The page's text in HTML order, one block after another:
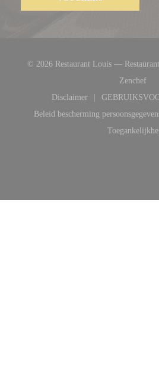
© 2026 Restaurant Louis —
Zenchef
Disclaimer
((opent in een nieuw
Beleid bescherming
((opent in een